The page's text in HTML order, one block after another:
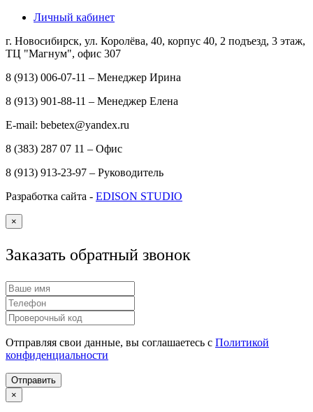
Личный кабинет
г. Новосибирск, ул. Королёва, 40, корпус 40, 2 подъезд, 3 этаж,
ТЦ "Магнум", офис 307
8 (913) 006-07-11 – Менеджер Ирина
8 (913) 901-88-11 – Менеджер Елена
E-mail: bebetex@yandex.ru
8 (383) 287 07 11 – Офис
8 (913) 913-23-97 – Руководитель
Разработка сайта - EDISON STUDIO
×
Заказать обратный звонок
Отправляя свои данные, вы соглашаетесь с Политикой
конфиденциальности
Отправить
×